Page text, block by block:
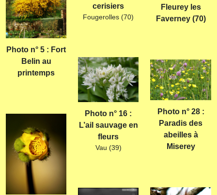
Photo n° 5 : Fort
Belin au
printemps
cerisiers
Fougerolles (70)
Photo n° 16 :
L’ail sauvage en
fleurs
Vau (39)
Fleurey les
Faverney (70)
Photo n° 28 :
Paradis des
abeilles à
Miserey